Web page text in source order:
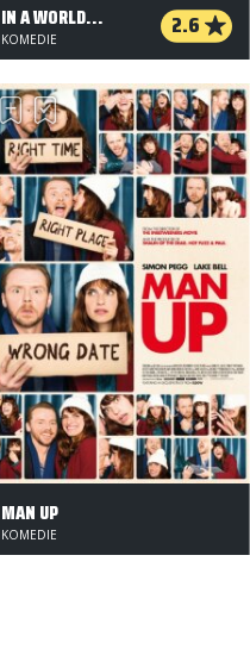
IN A WORLD... 2.6
KOMEDIE
MAN UP
KOMEDIE